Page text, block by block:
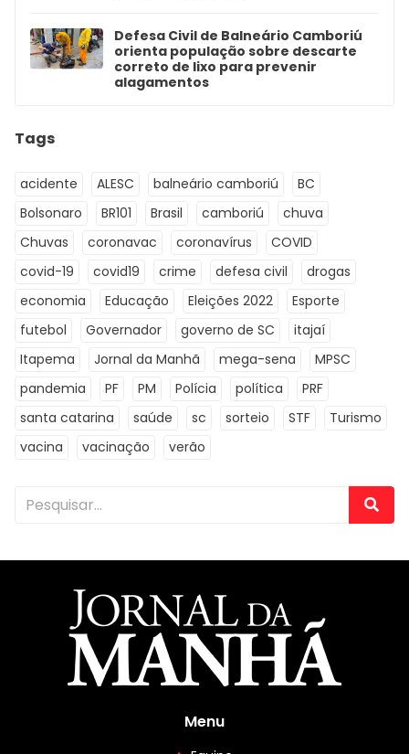
Defesa Civil de Balneário Camboriú
orienta população sobre descarte
correto de lixo para prevenir
alagamentos
Tags
acidente ALESC balneário camboriú
BC
Bolsonaro
BR101 Brasil camboriú
chuva
Chuvas
coronavac coronavírus
COVID
covid-19
covid19 crime defesa civil
drogas
economia
Educação Eleições 2022
Esporte
futebol
Governador governo de SC
itajaí
Itapema
Jornal da Manhã mega-sena
MPSC
pandemia
PF PM Polícia política
PRF
santa catarina
saúde sc sorteio STF
Turismo
vacina
vacinação verão
Menu